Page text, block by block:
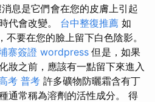
息是它們會在您的皮膚上引起
代會改變。 台中整復推薦 如
要在您的臉上留下白色陰影。
寨簽證 wordpress 但是，如果
妝之前，應該有一點留下來進入
考 普考 許多礦物防曬霜含有丁
通常稱為溶劑的活性成分。 得